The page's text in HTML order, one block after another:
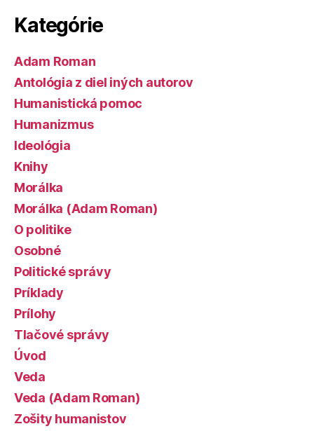
Kategórie
Adam Roman
Antológia z diel iných autorov
Humanistická pomoc
Humanizmus
Ideológia
Knihy
Morálka
Morálka (Adam Roman)
O politike
Osobné
Politické správy
Príklady
Prílohy
Tlačové správy
Úvod
Veda
Veda (Adam Roman)
Zošity humanistov